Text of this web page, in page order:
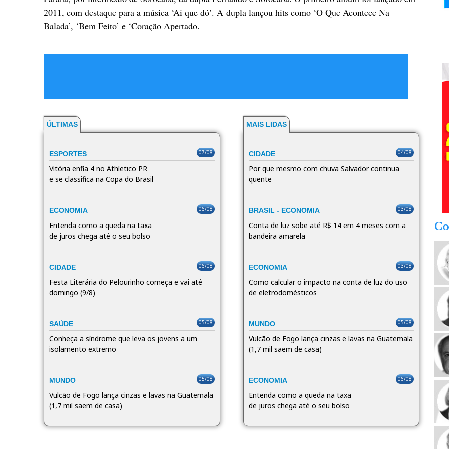
2011, com destaque para a música ‘Ai que dó’. A dupla lançou hits como ‘O Que Acontece Na
Balada’, ‘Bem Feito’ e ‘Coração Apertado.
ÚLTIMAS
ESPORTES 07/08
Vitória enfia 4 no Athletico PR
e se classifica na Copa do Brasil
ECONOMIA 06/08
Entenda como a queda na taxa
de juros chega até o seu bolso
CIDADE 06/08
Festa Literária do Pelourinho começa e vai até
domingo (9/8)
SAÚDE 05/08
Conheça a síndrome que leva os jovens a um
isolamento extremo
MUNDO 05/08
Vulcão de Fogo lança cinzas e lavas na Guatemala
(1,7 mil saem de casa)
MAIS LIDAS
CIDADE 04/08
Por que mesmo com chuva Salvador continua
quente
BRASIL - ECONOMIA 03/08
Conta de luz sobe até R$ 14 em 4 meses com a
bandeira amarela
ECONOMIA 03/08
Como calcular o impacto na conta de luz do uso
de eletrodomésticos
MUNDO 05/08
Vulcão de Fogo lança cinzas e lavas na Guatemala
(1,7 mil saem de casa)
ECONOMIA 06/08
Entenda como a queda na taxa
de juros chega até o seu bolso